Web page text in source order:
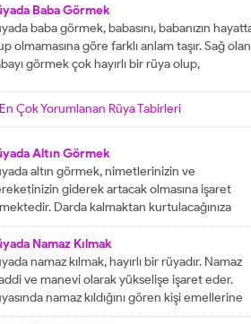
üzüntüye ve kedere tabir edilebilir. Bekar
rüyasında pancar görürse, yakın zamanda
yada evlenir. Evli birisinin gördüğü
rüyası, eşiyle kavgaya yada ayrılığa...
Baba Görmek
baba görmek, babasını, babanızın
olmamasına göre farklı anlam taşır. Sağ olan
görmek çok hayırlı bir rüya olup,
veren veren en değerli varlıklar, kişinin
etmiş ise ihtiyacı olanlara yardım etmesi
En Çok Yorumlanan Rüya Tabirleri
Altın Görmek
altın görmek, nimetlerinizin ve
giderek artacak olmasına işaret
Darda kalmaktan kurtulacağınıza
eder ve engelleri yok edeceğinizi
İyi bir hayata sahip olmanızın
tüm pürüzlerin yok olacağını işaret
Emeklerinizin heba olmayacağını
rüyalardan birisi şeklinde
Rüyada altın bileklik görmek,
Namaz Kılmak
namaz kılmak, hayırlı bir rüyadır. Namaz
ve manevi olarak yükselişe işaret eder.
namaz kıldığını gören kişi emellerine
zamanda ulaşır. Namaz, rüya da olsa kişinin